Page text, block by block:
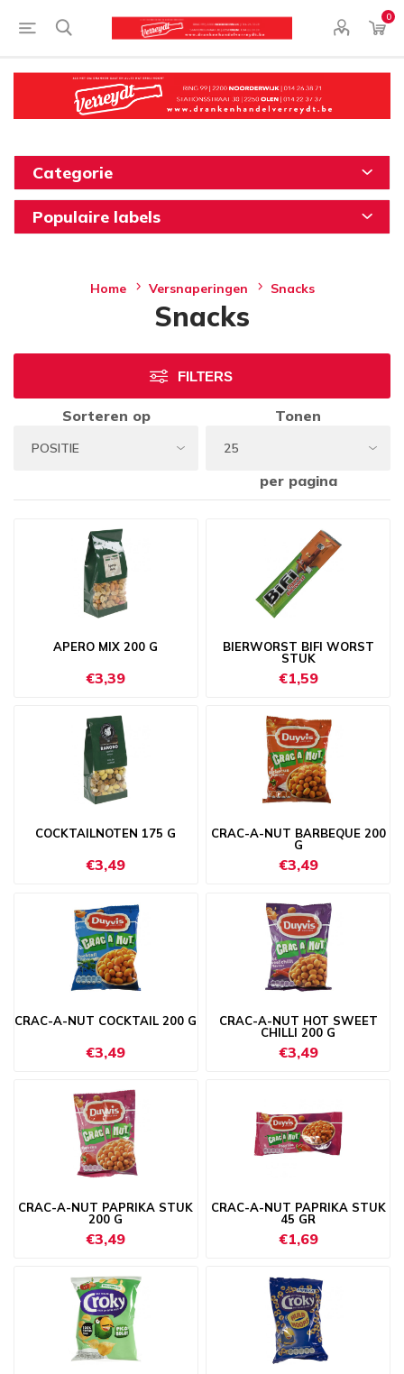
0
Categorie
Populaire labels
Home Versnaperingen Snacks
Snacks
FILTERS
Sorteren op Tonen
per pagina
APERO MIX 200 G
€3,39
BIERWORST BIFI WORST
STUK
€1,59
COCKTAILNOTEN 175 G
€3,49
CRAC-A-NUT BARBEQUE 200
G
€3,49
CRAC-A-NUT COCKTAIL 200 G
€3,49
CRAC-A-NUT HOT SWEET
CHILLI 200 G
€3,49
CRAC-A-NUT PAPRIKA STUK
200 G
€3,49
CRAC-A-NUT PAPRIKA STUK
45 GR
€1,69